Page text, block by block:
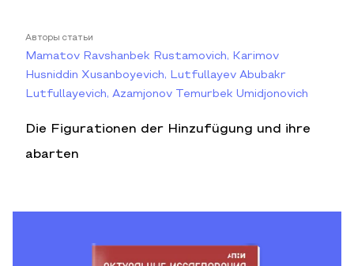
Авторы статьи
Mamatov Ravshanbek Rustamovich, Karimov
Husniddin Xusanboyevich, Lutfullayev Abubakr
Lutfullayevich, Azamjonov Temurbek Umidjonovich
Die Figurationen der Hinzufügung und ihre
abarten